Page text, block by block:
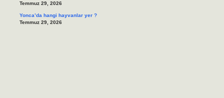
Temmuz 29, 2026
Yonca’da hangi hayvanlar yer ?
Temmuz 29, 2026